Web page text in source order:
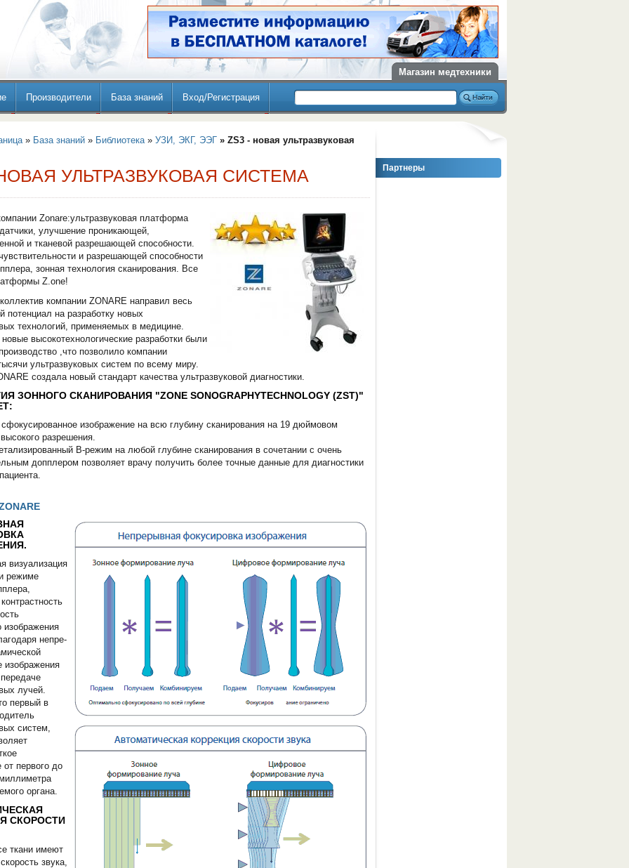
Магазин медтехники
Производители База знаний Вход/Регистрация
Партнеры
» База знаний » Библиотека» УЗИ, ЭКГ, ЭЭГ » ZS3 - новая ультразвуковая
УЛЬТРАЗВУКОВАЯ СИСТЕМА
Zonare:ультразвуковая платформа
улучшение проникающей,
и тканевой разрешающей способности.
и разрешающей способности
зонная технология сканирования. Все
Z.one!
компании ZONARE направил весь
потенциал на разработку новых
технологий, применяемых в медицине.
высокотехнологические разра­ботки были
,что позволило компании
ультразвуковых систем по всему миру.
создала новый стандарт качества ультразвуковой диагностики.
ЗОННОГО СКАНИРОВАНИЯ "ZONE SONOGRAPHYTECHNOLOGY (ZST)"
изображение на всю глубину сканирования на 19 дюймовом
разрешения.
В-режим на любой глубине сканирования в сочетании с очень
допплером позволяет врачу получить более точные данные для диагностики
визуализация
режиме
изображения
непре­
изобра­жения
лучей.
первый в
систем,
от первого до
органа.
СКОРОСТИ
ткани имеют
звука,